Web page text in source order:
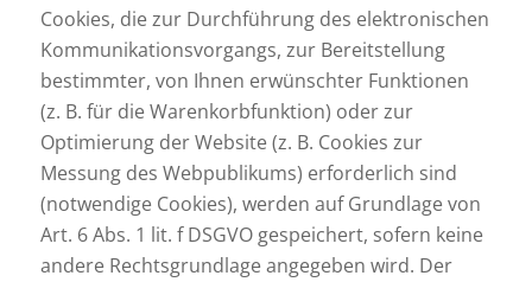
Cookies, die zur Durchführung des elektronischen
Kommunikationsvorgangs, zur Bereitstellung
bestimmter, von Ihnen erwünschter Funktionen
(z. B. für die Warenkorbfunktion) oder zur
Optimierung der Website (z. B. Cookies zur
Messung des Webpublikums) erforderlich sind
(notwendige Cookies), werden auf Grundlage von
Art. 6 Abs. 1 lit. f DSGVO gespeichert, sofern keine
andere Rechtsgrundlage angegeben wird. Der